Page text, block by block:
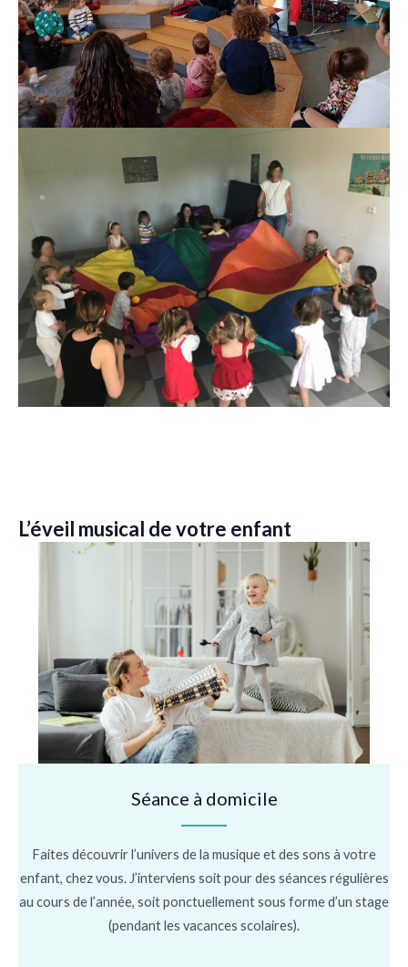
L’éveil musical de votre enfant
Séance à domicile
Faites découvrir l’univers de la musique et des sons à votre
enfant, chez vous. J’interviens soit pour des séances régulières
au cours de l’année, soit ponctuellement sous forme d’un stage
(pendant les vacances scolaires).